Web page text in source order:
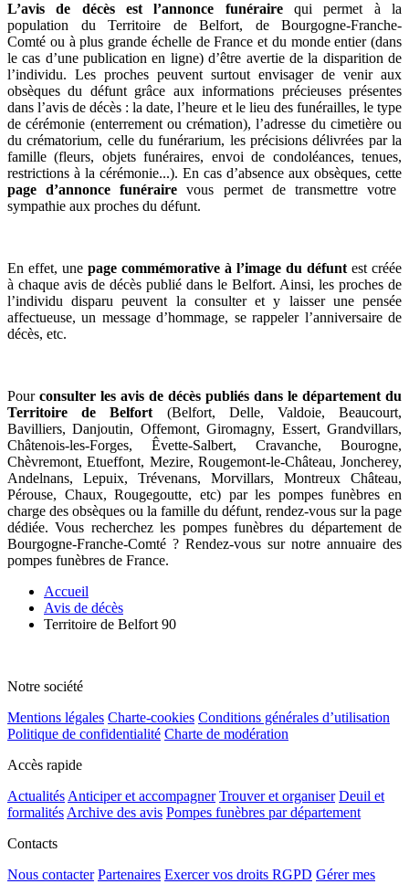
L’avis de décès est l’annonce funéraire qui permet à la
population du Territoire de Belfort, de Bourgogne-Franche-
Comté ou à plus grande échelle de France et du monde entier (dans
le cas d’une publication en ligne) d’être avertie de la disparition de
l’individu. Les proches peuvent surtout envisager de venir aux
obsèques du défunt grâce aux informations précieuses présentes
dans l’avis de décès : la date, l’heure et le lieu des funérailles, le type
de cérémonie (enterrement ou crémation), l’adresse du cimetière ou
du crématorium, celle du funérarium, les précisions délivrées par la
famille (fleurs, objets funéraires, envoi de condoléances, tenues,
restrictions à la cérémonie...). En cas d’absence aux obsèques, cette
page d’annonce funéraire vous permet de transmettre votre
sympathie aux proches du défunt.
En effet, une page commémorative à l’image du défunt est créée
à chaque avis de décès publié dans le Belfort. Ainsi, les proches de
l’individu disparu peuvent la consulter et y laisser une pensée
affectueuse, un message d’hommage, se rappeler l’anniversaire de
décès, etc.
Pour consulter les avis de décès publiés dans le département du
Territoire de Belfort (Belfort, Delle, Valdoie, Beaucourt,
Bavilliers, Danjoutin, Offemont, Giromagny, Essert, Grandvillars,
Châtenois-les-Forges, Êvette-Salbert, Cravanche, Bourogne,
Chèvremont, Etueffont, Mezire, Rougemont-le-Château, Joncherey,
Andelnans, Lepuix, Trévenans, Morvillars, Montreux Château,
Pérouse, Chaux, Rougegoutte, etc) par les pompes funèbres en
charge des obsèques ou la famille du défunt, rendez-vous sur la page
dédiée. Vous recherchez les pompes funèbres du département de
Bourgogne-Franche-Comté ? Rendez-vous sur notre annuaire des
pompes funèbres de France.
Accueil
Avis de décès
Territoire de Belfort 90
Notre société
Mentions légales Charte-cookies Conditions générales d’utilisation
Politique de confidentialité Charte de modération
Accès rapide
Actualités Anticiper et accompagner Trouver et organiser Deuil et
formalités Archive des avis Pompes funèbres par département
Contacts
Nous contacter Partenaires Exercer vos droits RGPD Gérer mes